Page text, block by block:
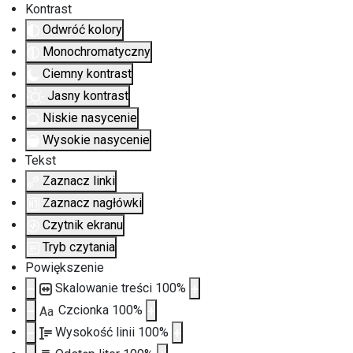
Kontrast
Odwróć kolory
Monochromatyczny
Ciemny kontrast
Jasny kontrast
Niskie nasycenie
Wysokie nasycenie
Tekst
Zaznacz linki
Zaznacz nagłówki
Czytnik ekranu
Tryb czytania
Powiększenie
Skalowanie treści 100%
Aa Czcionka 100%
Wysokość linii 100%